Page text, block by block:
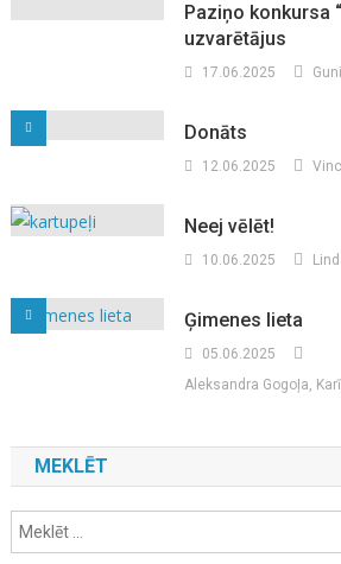
Paziņo konkursa
uzvarētājus
17.06.2025
Donāts
12.06.2025
Neej vēlēt!
10.06.2025
Ģimenes lieta
05.06.2025
Aleksandra Gogoļa,
MEKLĒT